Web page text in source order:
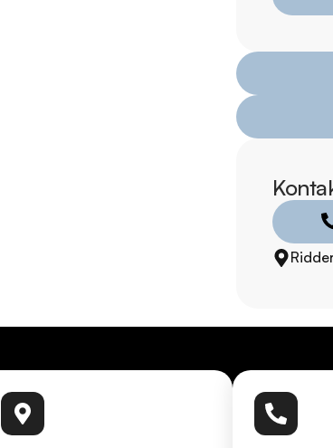
• Reservera
• Få mer info
Telefontider:
Besökstider i
Måndag -
Lördag:
RIDDERMARK
komplettera
enkelt hos oss.